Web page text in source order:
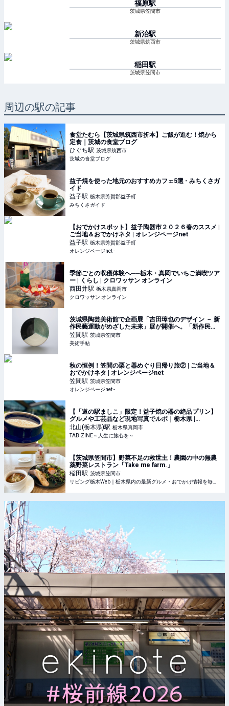
福原駅
茨城県笠間市
新治駅
茨城県筑西市
稲田駅
茨城県笠間市
周辺の駅の記事
食堂たむら【茨城県筑西市折本】ご飯が進む！焼から
定食｜茨城の食堂ブログ
ひぐち駅 茨城県筑西市
茨城の食堂ブログ
益子焼を使った地元のおすすめカフェ5選 - みちくさガ
イド
益子駅 栃木県芳賀郡益子町
みちくさガイド
【おでかけスポット】益子陶器市２０２６春のススメ |
ご当地＆おでかけネタ | オレンジページnet
益子駅 栃木県芳賀郡益子町
オレンジページnet -
季節ごとの収穫体験へ──栃木・真岡でいちご満喫ツア
ー | くらし | クロワッサン オンライン
西田井駅 栃木県真岡市
クロワッサン オンライン
茨城県陶芸美術館で企画展「吉田璋也のデザイン － 新
作民藝運動がめざした未来」展が開催へ。「新作民
藝」の全貌に迫る
笠間駅 茨城県笠間市
美術手帖
秋の恒例！笠間の栗と器めぐり日帰り旅② | ご当地＆
おでかけネタ | オレンジページnet
笠間駅 茨城県笠間市
オレンジページnet -
【「道の駅ましこ」限定！益子焼の器の絶品プリン】
グルメや工芸品など現地写真でルポ｜栃木県 |
TABIZINE～人生に旅心を～
北山(栃木県)駅 栃木県真岡市
TABIZINE～人生に旅心を～
【茨城県笠間市】野菜不足の救世主！農園の中の無農
薬野菜レストラン「Take me farm.」
稲田駅 茨城県笠間市